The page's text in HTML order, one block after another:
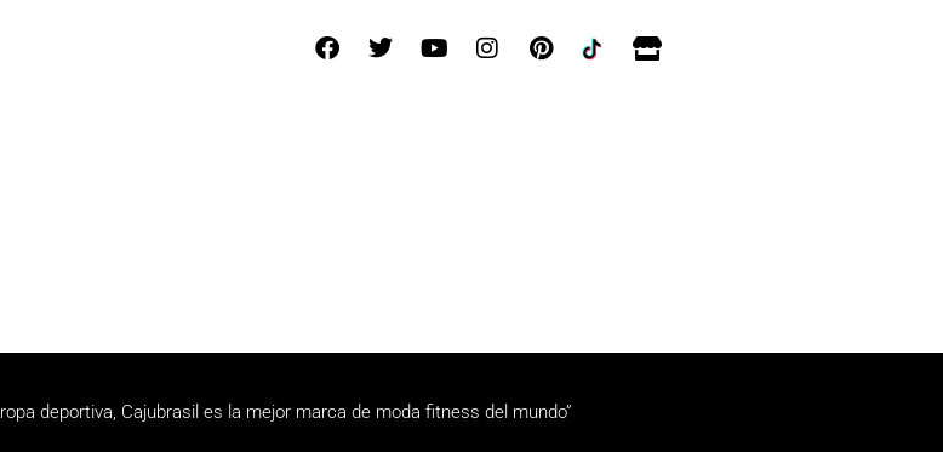
deportiva, Cajubrasil es la mejor marca de moda fitness del mundo”